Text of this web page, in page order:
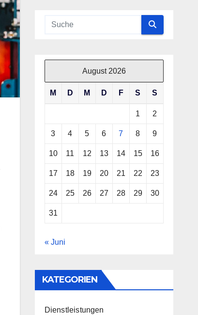
August 2026
M D M D F S S
1 2
3 4 5 6 7 8 9
10 11 12 13 14 15 16
17 18 19 20 21 22 23
24 25 26 27 28 29 30
31
« Juni
KATEGORIEN
Dienstleistungen